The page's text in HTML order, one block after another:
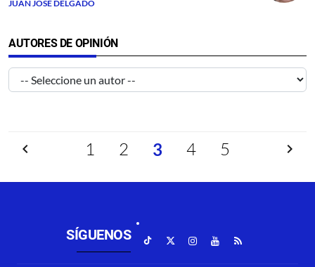
JUAN JOSÉ DELGADO
AUTORES DE OPINIÓN
1 2 3 4 5
SÍGUENOS